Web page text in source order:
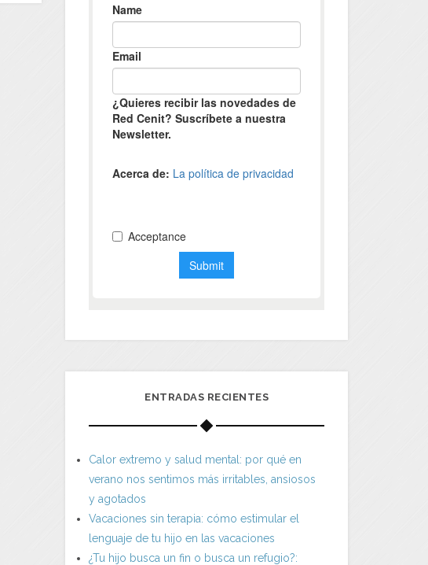
ENTRADAS RECIENTES
Calor extremo y salud mental: por qué en
verano nos sentimos más irritables, ansiosos
y agotados
Vacaciones sin terapia: cómo estimular el
lenguaje de tu hijo en las vacaciones
¿Tu hijo busca un fin o busca un refugio?: